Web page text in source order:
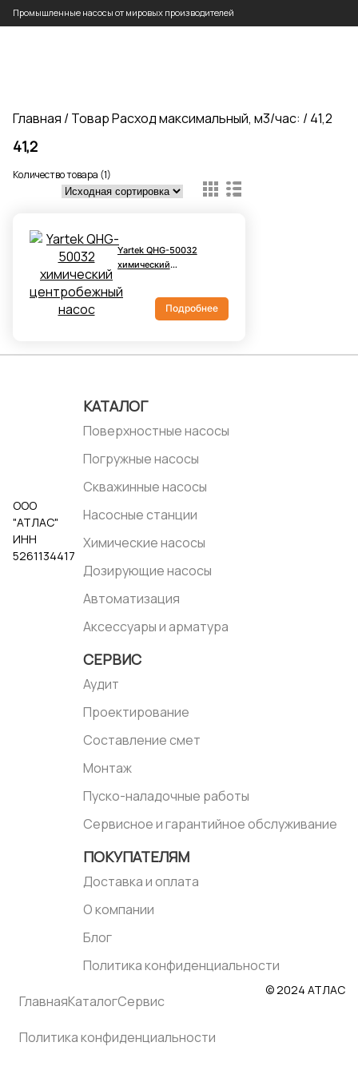
Промышленные насосы от мировых производителей
Главная / Товар Расход максимальный, м3/час: / 41,2
41,2
Количество товара (1)
Yartek QHG-50032
химический
Подробнее
ООО
"АТЛАС"
ИНН
5261134417
КАТАЛОГ
Поверхностные насосы
Погружные насосы
Скважинные насосы
Насосные станции
Химические насосы
Дозирующие насосы
Автоматизация
Аксессуары и арматура
СЕРВИС
Аудит
Проектирование
Составление смет
Монтаж
Пуско-наладочные работы
Сервисное и гарантийное обслуживание
ПОКУПАТЕЛЯМ
Доставка и оплата
О компании
Блог
Политика конфиденциальности
ГлавнаяКаталогСервис
Политика конфиденциальности
© 2024 АТЛАС